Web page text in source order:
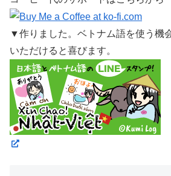
▼作りました。ベトナム語を使う機
いただけると喜びます。